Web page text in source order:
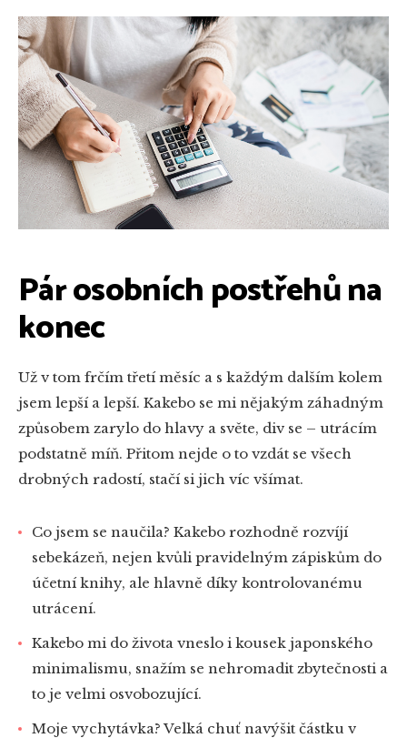
Pár osobních postřehů na
konec
Už v tom frčím třetí měsíc a s každým dalším kolem
jsem lepší a lepší. Kakebo se mi nějakým záhadným
způsobem zarylo do hlavy a světe, div se – utrácím
podstatně míň. Přitom nejde o to vzdát se všech
drobných radostí, stačí si jich víc všímat.
Co jsem se naučila? Kakebo rozhodně rozvíjí
sebekázeň, nejen kvůli pravidelným zápiskům do
účetní knihy, ale hlavně díky kontrolovanému
utrácení.
Kakebo mi do života vneslo i kousek japonského
minimalismu, snažím se nehromadit zbytečnosti a
to je velmi osvobozující.
Moje vychytávka? Velká chuť navýšit částku v